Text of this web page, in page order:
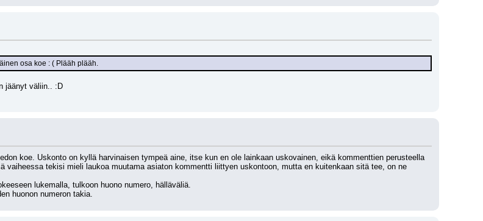
osa koe : ( Plääh plääh.
jäänyt väliin.. :D
koe. Uskonto on kyllä harvinaisen tympeä aine, itse kun en ole lainkaan uskovainen, eikä kommenttien perusteella
vaiheessa tekisi mieli laukoa muutama asiaton kommentti liittyen uskontoon, mutta en kuitenkaan sitä tee, on ne
lukemalla, tulkoon huono numero, hälläväliä.
huonon numeron takia.